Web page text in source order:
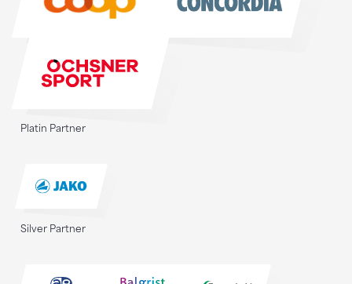
Platin Partner
Silver Partner